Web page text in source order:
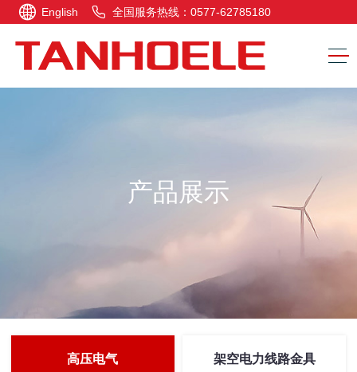
English 全国服务热线：0577-62785180
产品展示
高压电气 架空电力线路金具